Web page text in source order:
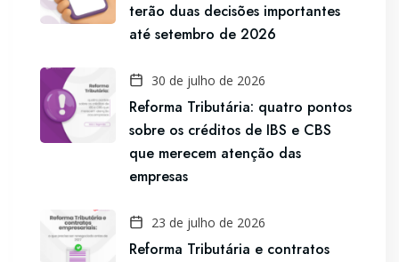
terão duas decisões importantes
até setembro de 2026
30 de julho de 2026
Reforma Tributária: quatro pontos
sobre os créditos de IBS e CBS
que merecem atenção das
empresas
23 de julho de 2026
Reforma Tributária e contratos